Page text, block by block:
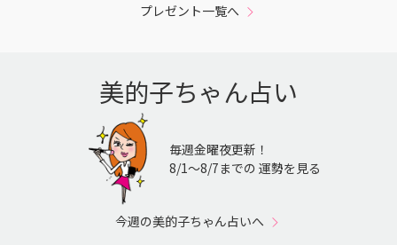
プレゼント一覧へ
美的子ちゃん占い
毎週金曜夜更新！
8/1〜8/7までの 運勢を見る
今週の美的子ちゃん占いへ